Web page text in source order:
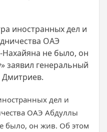
иностранных дел и
ОАЭ
не было, он
заявил генеральный
дел и
ОАЭ Абдуллы
было, он жив. Об этом